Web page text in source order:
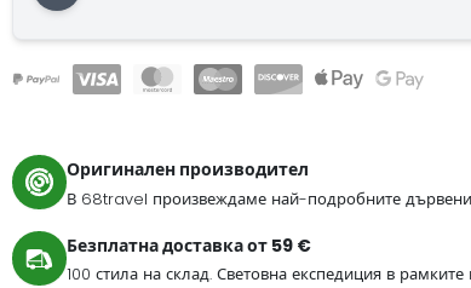
Оригинален производител
В 68travel произвеждаме най-подробните
Безплатна доставка от 59 €
100 стила на склад. Световна експедиция в